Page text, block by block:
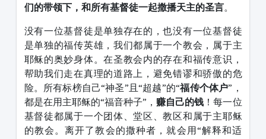
们的带领下，和所有基督徒一起撒播天主的圣言。
没有一位基督徒是单独存在的，也没有一位基督徒
是单独的福传英雄，我们都属于一个教会，属于主
耶稣的奥妙身体。在圣教会内的存在和福传意识，
帮助我们走在真理的道路上，避免错谬和骄傲的危
险。所有标榜自己“神圣”且“超越”的“福传个体户”，
都是在用主耶稣的“福音种子”， 赚自己的钱 ！每一位
基督徒都属于一个团体、堂区、教区和属于主耶稣
的教会。离开了教会的撒种者，就会用“解释和适